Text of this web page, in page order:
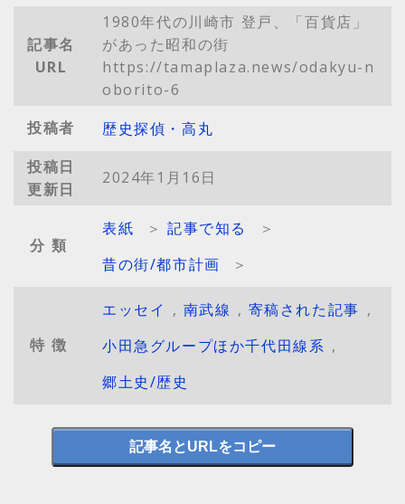
記事名
URL
1980年代の川崎市 登戸、「百貨店」
があった昭和の街
https://tamaplaza.news/odakyu-n
oborito-6
投稿者
歴史探偵・高丸
投稿日
更新日
2024年1月16日
分類
表紙 ＞記事で知る
＞
昔の街/都市計画
＞
特徴
エッセイ , 南武線 , 寄稿された記事 ,
小田急グループほか千代田線系 ,
郷土史/歴史
記事名とURLをコピー